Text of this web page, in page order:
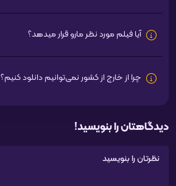
آیا فیلم مورد نظر مارو قرار میدهد؟
چرا از خارج از کشور نمی‌توانیم دانلود کنیم؟
دیدگاهتان را بنویسید!